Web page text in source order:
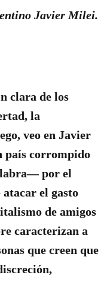
Javier Milei.
clara de los
la
veo en Javier
país corrompido
por el
el gasto
de amigos
caracterizan a
que creen que